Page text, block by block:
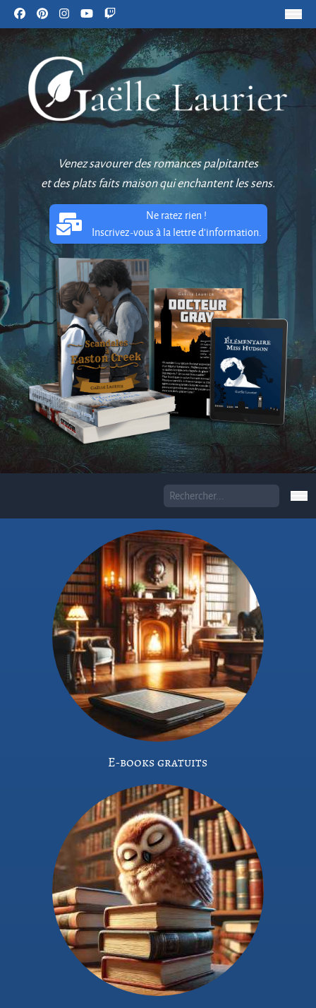
Venez savourer des romances palpitantes
et des plats faits maison qui enchantent les sens.
Ne ratez rien !
Inscrivez-vous à la lettre d'information.
E-books gratuits